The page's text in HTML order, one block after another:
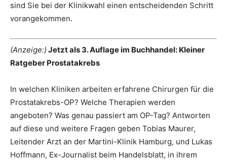
sind Sie bei der Klinikwahl einen entscheidenden Schritt
vorangekommen.
(Anzeige:) Jetzt als 3. Auflage im Buchhandel: Kleiner
Ratgeber Prostatakrebs
In welchen Kliniken arbeiten erfahrene Chirurgen für die
Prostatakrebs-OP? Welche Therapien werden
angeboten? Was genau passiert am OP-Tag? Antworten
auf diese und weitere Fragen geben Tobias Maurer,
Leitender Arzt an der Martini-Klinik Hamburg, und Lukas
Hoffmann, Ex-Journalist beim Handelsblatt, in ihrem